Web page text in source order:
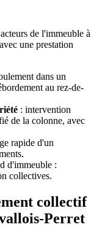
de l'immeuble à
une prestation
dans un
au rez-de-
: intervention
de la colonne, avec
rapide d'un
d'immeuble :
collectives.
collectif
Perret